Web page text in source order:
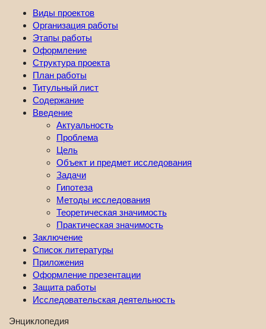
Виды проектов
Организация работы
Этапы работы
Оформление
Структура проекта
План работы
Титульный лист
Содержание
Введение
Актуальность
Проблема
Цель
Объект и предмет исследования
Задачи
Гипотеза
Методы исследования
Теоретическая значимость
Практическая значимость
Заключение
Список литературы
Приложения
Оформление презентации
Защита работы
Исследовательская деятельность
Энциклопедия